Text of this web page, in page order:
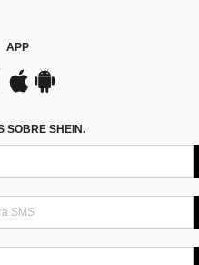
APP
SOBRE SHEIN.